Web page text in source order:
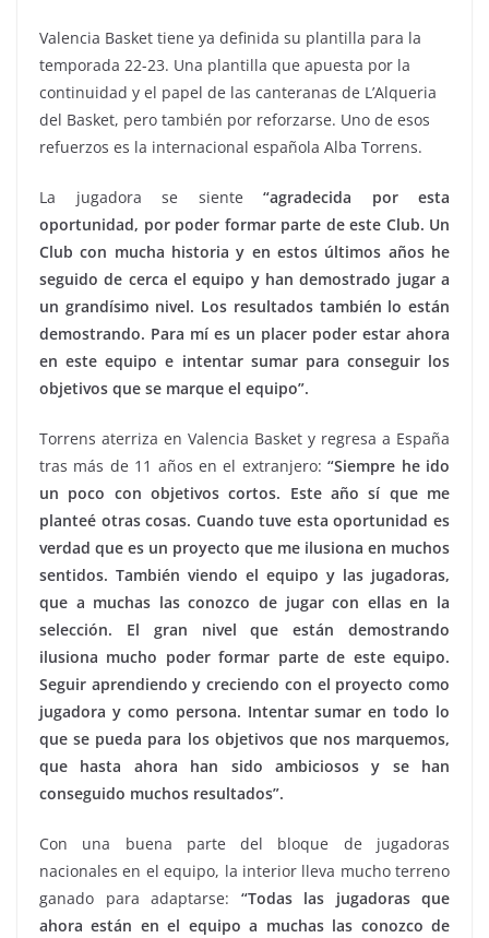
Valencia Basket tiene ya definida su plantilla para la
temporada 22-23. Una plantilla que apuesta por la
continuidad y el papel de las canteranas de L’Alqueria
del Basket, pero también por reforzarse. Uno de esos
refuerzos es la internacional española Alba Torrens.
La jugadora se siente “agradecida por esta
oportunidad, por poder formar parte de este Club. Un
Club con mucha historia y en estos últimos años he
seguido de cerca el equipo y han demostrado jugar a
un grandísimo nivel. Los resultados también lo están
demostrando. Para mí es un placer poder estar ahora
en este equipo e intentar sumar para conseguir los
objetivos que se marque el equipo”.
Torrens aterriza en Valencia Basket y regresa a España
tras más de 11 años en el extranjero: “Siempre he ido
un poco con objetivos cortos. Este año sí que me
planteé otras cosas. Cuando tuve esta oportunidad es
verdad que es un proyecto que me ilusiona en muchos
sentidos. También viendo el equipo y las jugadoras,
que a muchas las conozco de jugar con ellas en la
selección. El gran nivel que están demostrando
ilusiona mucho poder formar parte de este equipo.
Seguir aprendiendo y creciendo con el proyecto como
jugadora y como persona. Intentar sumar en todo lo
que se pueda para los objetivos que nos marquemos,
que hasta ahora han sido ambiciosos y se han
conseguido muchos resultados”.
Con una buena parte del bloque de jugadoras
nacionales en el equipo, la interior lleva mucho terreno
ganado para adaptarse: “Todas las jugadoras que
ahora están en el equipo a muchas las conozco de